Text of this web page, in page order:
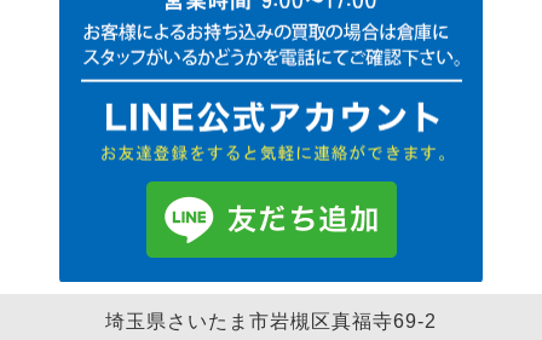
埼玉県さいたま市岩槻区真福寺69-2